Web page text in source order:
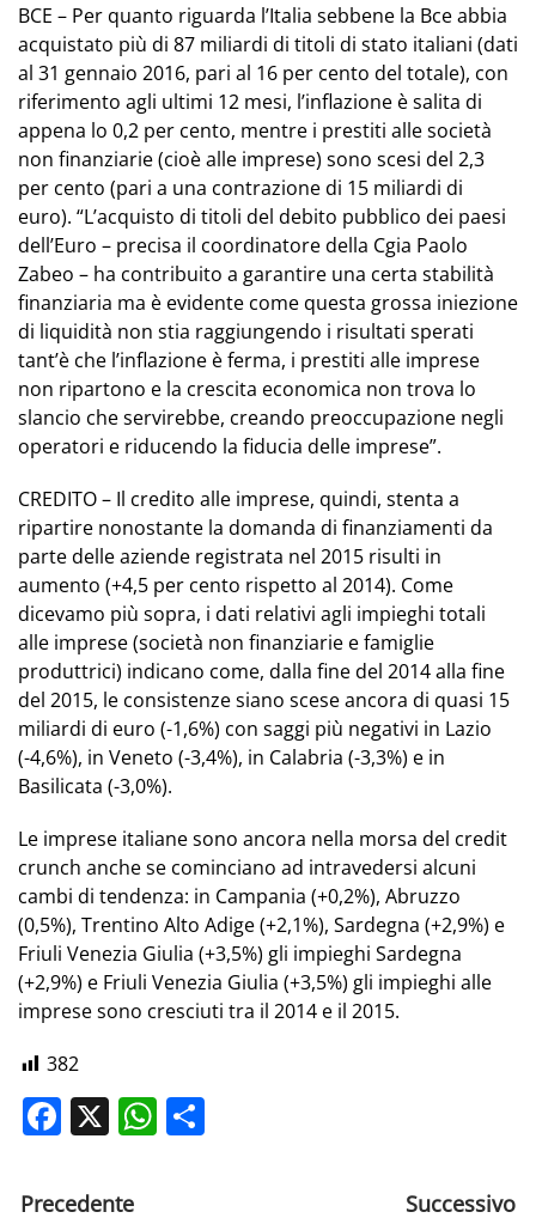
BCE – Per quanto riguarda l’Italia sebbene la Bce abbia
acquistato più di 87 miliardi di titoli di stato italiani (dati
al 31 gennaio 2016, pari al 16 per cento del totale), con
riferimento agli ultimi 12 mesi, l’inflazione è salita di
appena lo 0,2 per cento, mentre i prestiti alle società
non finanziarie (cioè alle imprese) sono scesi del 2,3
per cento (pari a una contrazione di 15 miliardi di
euro). “L’acquisto di titoli del debito pubblico dei paesi
dell’Euro – precisa il coordinatore della Cgia Paolo
Zabeo – ha contribuito a garantire una certa stabilità
finanziaria ma è evidente come questa grossa iniezione
di liquidità non stia raggiungendo i risultati sperati
tant’è che l’inflazione è ferma, i prestiti alle imprese
non ripartono e la crescita economica non trova lo
slancio che servirebbe, creando preoccupazione negli
operatori e riducendo la fiducia delle imprese”.
CREDITO – Il credito alle imprese, quindi, stenta a
ripartire nonostante la domanda di finanziamenti da
parte delle aziende registrata nel 2015 risulti in
aumento (+4,5 per cento rispetto al 2014). Come
dicevamo più sopra, i dati relativi agli impieghi totali
alle imprese (società non finanziarie e famiglie
produttrici) indicano come, dalla fine del 2014 alla fine
del 2015, le consistenze siano scese ancora di quasi 15
miliardi di euro (-1,6%) con saggi più negativi in Lazio
(-4,6%), in Veneto (-3,4%), in Calabria (-3,3%) e in
Basilicata (-3,0%).
Le imprese italiane sono ancora nella morsa del credit
crunch anche se cominciano ad intravedersi alcuni
cambi di tendenza: in Campania (+0,2%), Abruzzo
(0,5%), Trentino Alto Adige (+2,1%), Sardegna (+2,9%) e
Friuli Venezia Giulia (+3,5%) gli impieghi Sardegna
(+2,9%) e Friuli Venezia Giulia (+3,5%) gli impieghi alle
imprese sono cresciuti tra il 2014 e il 2015.
382
Facebook
X WhatsApp
Precedente Successivo